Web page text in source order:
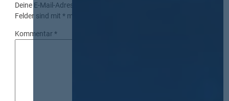
Deine E-Mail-Adresse wird nicht veröffentlicht.
Felder sind mit* markiert
Kommentar*